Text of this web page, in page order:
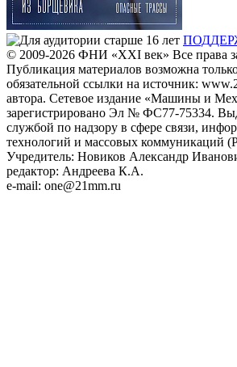
© 2009-2026 ФHИ «XXI век» Все права
Публикация материалов возможна
обязательной ссылки на источник:
автора. Сетевое издание «Машины и
зарегистрировано Эл № ФС77-75334.
службой по надзору в сфере связи,
технологий и массовых коммуникаций
Учредитель: Новиков Александр
редактор: Андреева К.А.
e-mail: one@21mm.ru